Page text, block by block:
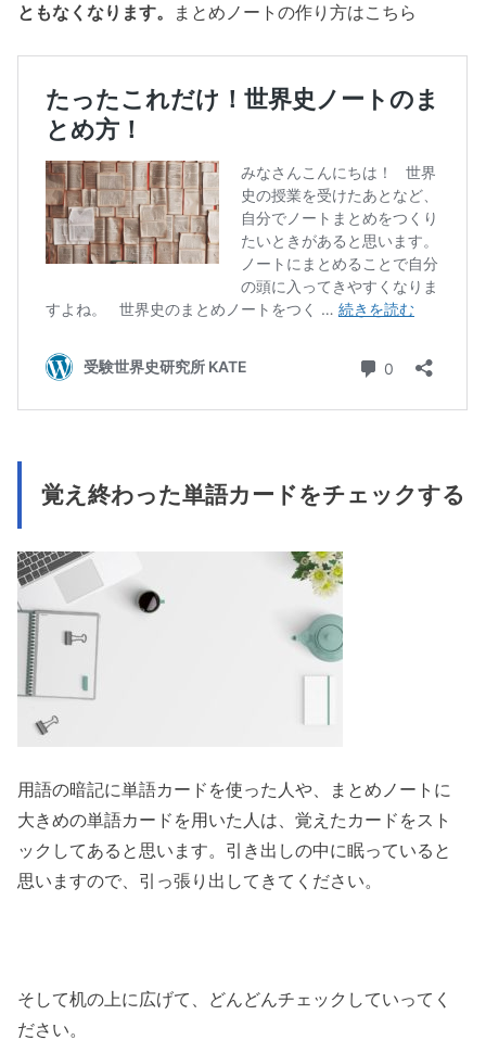
ともなくなります。
まとめノートの作り方はこちら
覚え終わった単語カードをチェックする
用語の暗記に単語カードを使った人や、まとめノートに
大きめの単語カードを用いた人は、覚えたカードをスト
ックしてあると思います。引き出しの中に眠っていると
思いますので、引っ張り出してきてください。
そして机の上に広げて、どんどんチェックしていってく
ださい。